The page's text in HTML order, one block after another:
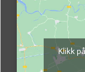
Klikk